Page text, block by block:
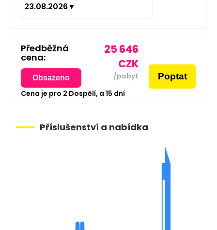
23.08.2026▼
Předběžná
cena:
Obsazeno
25 646
CZK
/pobyt Poptat
Cena je pro 2 Dospělí, a 15 dní
Příslušenství a nabídka